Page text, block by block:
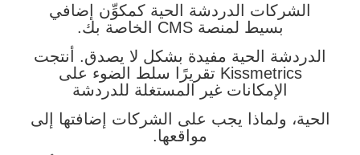
الشركات الدردشة الحية كمكوِّن إضافي
بسيط لمنصة CMS الخاصة بك.
الدردشة الحية مفيدة بشكل لا يصدق. أنتجت
Kissmetrics تقريرًا سلط الضوء على
الإمكانات غير المستغلة للدردشة
الحية، ولماذا يجب على الشركات إضافتها إلى
مواقعها.